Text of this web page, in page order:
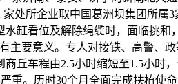
处所企业取中国葛洲坝集团所属
缸看位及解除绳缆时，面临挑
主要意义。专人对接铁、高警、
丘车程由2.5小时缩短至1.5小时
。历时30个月全面完成扶植使